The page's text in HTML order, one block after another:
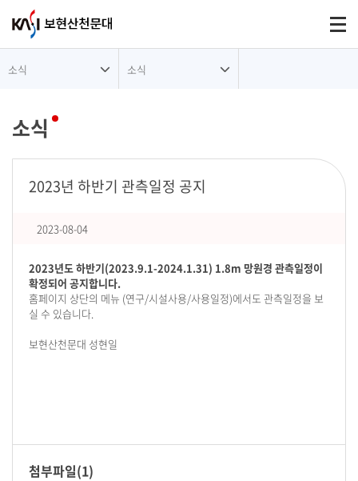
소식
소식
소식
2023년 하반기 관측일정 공지
2023-08-04
2023년도 하반기(2023.9.1-2024.1.31) 1.8m 망원경 관측일정이
확정되어 공지합니다.
홈페이지 상단의 메뉴 (연구/시설사용/사용일정)에서도 관측일정을 보
실 수 있습니다.
보현산천문대 성현일
첨부파일(1)